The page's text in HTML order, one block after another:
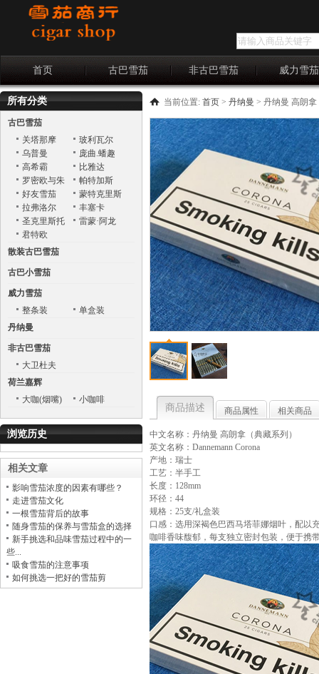
首页 古巴雪茄 非古巴雪茄 威力雪茄
所有分类
古巴雪茄
关塔那摩
玻利瓦尔
乌普曼
庞曲.蟠趣
Punch
高希霸
比雅达
罗密欧与朱
丽叶
帕特加斯
好友雪茄
蒙特克里斯
托
拉弗洛尔
丰塞卡
圣克里斯托
巴
雷蒙·阿龙
君特欧
散装古巴雪茄
古巴小雪茄
威力雪茄
整条装
单盒装
丹纳曼
非古巴雪茄
大卫杜夫
荷兰嘉辉
大咖(烟嘴)
小咖啡
浏览历史
相关文章
影响雪茄浓度的因素有哪些？
走进雪茄文化
一根雪茄背后的故事
随身雪茄的保养与雪茄盒的选择
新手挑选和品味雪茄过程中的一
些...
吸食雪茄的注意事项
如何挑选一把好的雪茄剪
当前位置: 首页 > 丹纳曼 > 丹纳曼 高朗拿
商品描述 商品属性 相关商品
中文名称：丹纳曼 高朗拿（典藏系列）
英文名称：Dannemann Corona
产地：瑞士
工艺：半手工
长度：128mm
环径：44
规格：25支/礼盒装
口感：选用深褐色巴西马塔菲娜烟叶，配以
咖啡香味馥郁，每支独立密封包装，便于携